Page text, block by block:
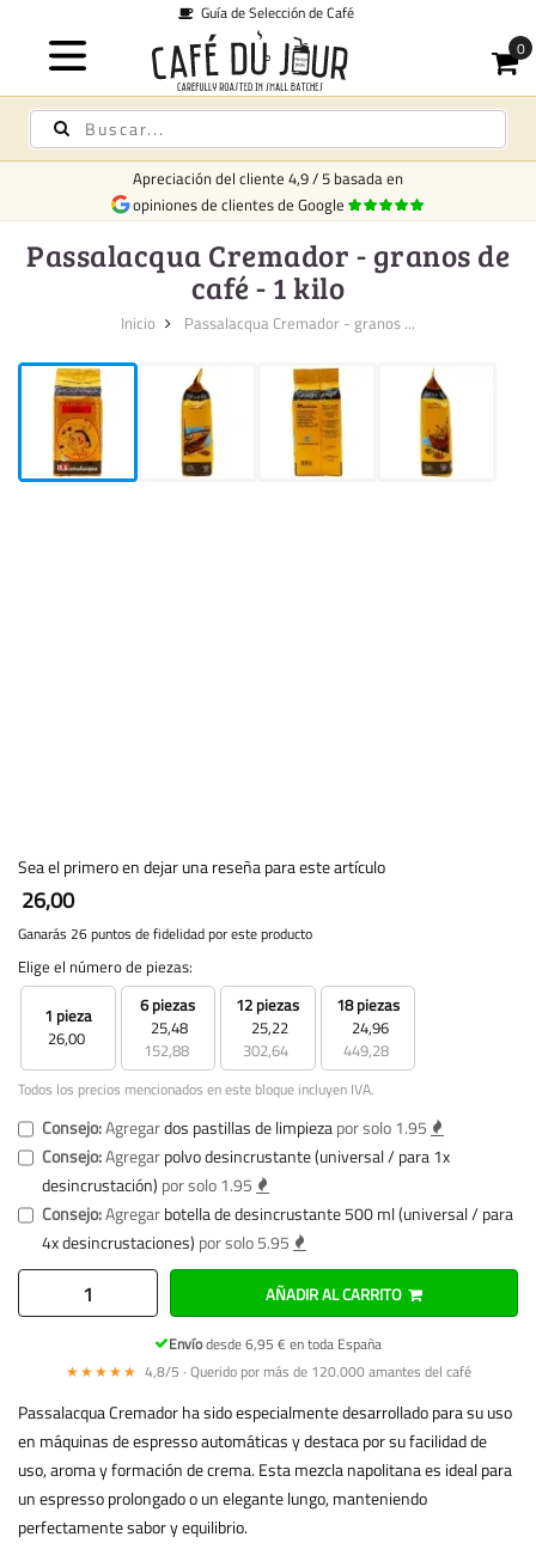
Apreciación del cliente 4,9/5 basada en
opiniones de clientes de Google
Passalacqua Cremador - granos de
café - 1 kilo
Inicio Passalacqua Cremador - granos ...
Sea el primero en dejar una reseña para este artículo
26,00
Ganarás 26 puntos de fidelidad por este producto
Elige el número de piezas:
1 pieza
26,00
6 piezas
25,48
152,88
12 piezas
25,22
302,64
18 piezas
24,96
449,28
Todos los precios mencionados en este bloque incluyen IVA.
Consejo:Agregardos pastillas de limpiezapor solo 1.95
Consejo:Agregarpolvo desincrustante (universal / para 1x
desincrustación) por solo 1.95
Consejo:Agregarbotella de desincrustante 500 ml (universal / para
4x desincrustaciones) por solo 5.95
AÑADIR AL CARRITO
Envíodesde 6,95 € en toda España
★★★★★ 4,8/5 · Querido por más de 120.000 amantes del café
Passalacqua Cremador ha sido especialmente desarrollado para su uso
en máquinas de espresso automáticas y destaca por su facilidad de
uso, aroma y formación de crema. Esta mezcla napolitana es ideal para
un espresso prolongado o un elegante lungo, manteniendo
perfectamente sabor y equilibrio.